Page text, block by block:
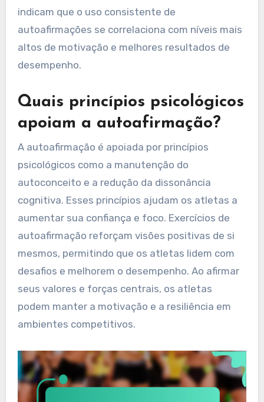
indicam que o uso consistente de
autoafirmações se correlaciona com níveis mais
altos de motivação e melhores resultados de
desempenho.
Quais princípios psicológicos
apoiam a autoafirmação?
A autoafirmação é apoiada por princípios
psicológicos como a manutenção do
autoconceito e a redução da dissonância
cognitiva. Esses princípios ajudam os atletas a
aumentar sua confiança e foco. Exercícios de
autoafirmação reforçam visões positivas de si
mesmos, permitindo que os atletas lidem com
desafios e melhorem o desempenho. Ao afirmar
seus valores e forças centrais, os atletas
podem manter a motivação e a resiliência em
ambientes competitivos.